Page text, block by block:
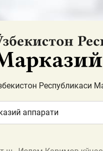
Республикаси
аппарати